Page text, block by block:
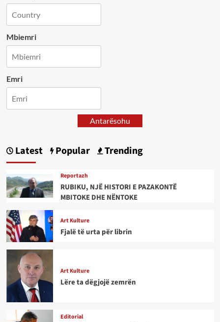
Mbiemri
Emri
Antarësohu
Latest Popular Trending
Reportazh
RUBIKU, NJË HISTORI E PAZAKONTË
MBITOKE DHE NËNTOKE
Art Kulture
Fjalë të urta për librin
Art Kulture
Lëre ta dëgjojë zemrën
Editorial